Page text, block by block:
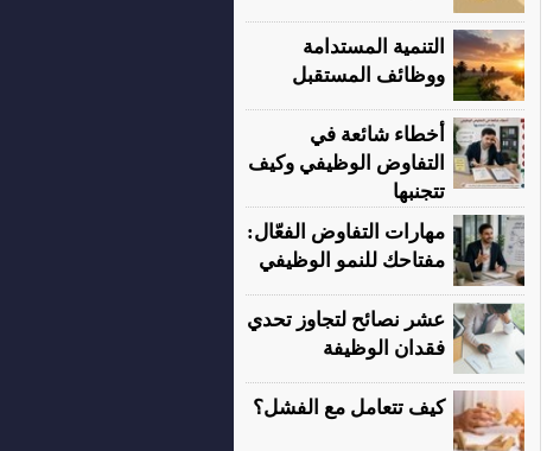
التنمية المستدامة
ووظائف المستقبل
أخطاء شائعة في
التفاوض الوظيفي وكيف
تتجنبها
مهارات التفاوض الفعّال:
مفتاحك للنمو الوظيفي
عشر نصائح لتجاوز تحدي
فقدان الوظيفة
كيف تتعامل مع الفشل؟